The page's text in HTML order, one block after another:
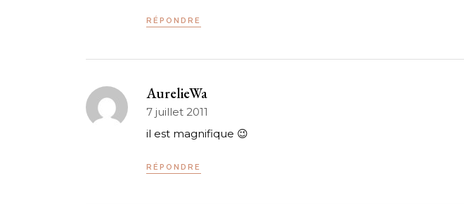
RÉPONDRE
AurelieWa
7 juillet 2011
il est magnifique 😉
RÉPONDRE